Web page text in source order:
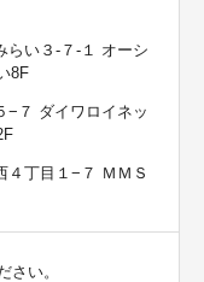
らい３-７-１ オーシ
8F
−７ ダイワロイネッ
４丁目１−７ ＭＭＳ
さい。